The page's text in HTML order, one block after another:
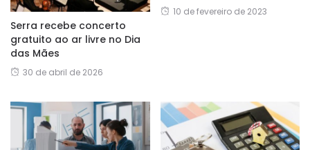
Serra recebe concerto
gratuito ao ar livre no Dia
das Mães
30 de abril de 2026
10 de fevereiro de 2023